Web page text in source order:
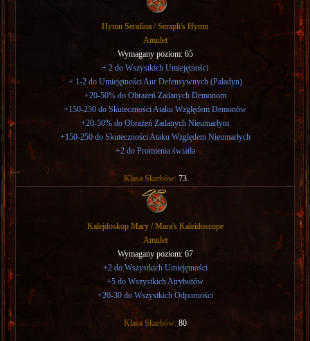
Hymn Serafina / Seraph's Hymn
Amulet
Wymagany poziom: 65
+ 2 do Wszystkich Umiejętności
+ 1-2 do Umiejętności Aur Defensywnych (Paladyn)
+20-50% do Obrażeń Zadanych Demonom
+150-250 do Skuteczności Ataku Względem Demonów
+20-50% do Obrażeń Zadanych Nieumarłym
+150-250 do Skuteczności Ataku Względem Nieumarłych
+2 do Promienia światła
Klasa Skarbów: 73
Kalejdoskop Mary / Mara's Kaleidoscope
Amulet
Wymagany poziom: 67
+2 do Wszystkich Umiejętności
+5 do Wszystkich Atrybutów
+20-30 do Wszystkich Odporności
Klasa Skarbów: 80